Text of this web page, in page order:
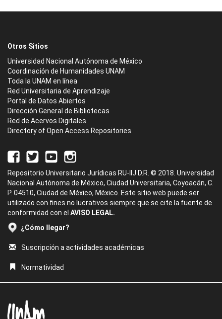
Otros Sitios
Universidad Nacional Autónoma de México
Coordinación de Humanidades UNAM
Toda la UNAM en línea
Red Universitaria de Aprendizaje
Portal de Datos Abiertos
Dirección General de Bibliotecas
Red de Acervos Digitales
Directory of Open Access Repositories
Repositorio Universitario Jurídicas RU-IIJ D.R. © 2018. Universidad
Nacional Autónoma de México, Ciudad Universitaria, Coyoacán, C.
P. 04510, Ciudad de México, México. Este sitio web puede ser
utilizado con fines no lucrativos siempre que se cite la fuente de
conformidad con el AVISO LEGAL.
¿Cómo llegar?
Suscripción a actividades académicas
Normatividad